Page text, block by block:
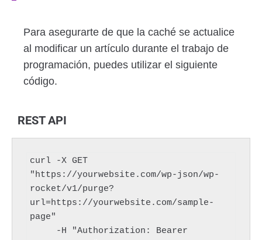
Para asegurarte de que la caché se actualice
al modificar un artículo durante el trabajo de
programación, puedes utilizar el siguiente
código.
REST API
curl -X GET
"https://yourwebsite.com/wp-json/wp-
rocket/v1/purge?
url=https://yourwebsite.com/sample-
page"